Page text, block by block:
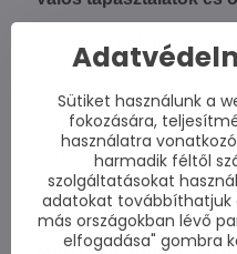
Számos vitiligós
számol be az UVB-
foltok fokozatosan
terjedése lelassult. A
UVB 311 nm-es fényt
„arany standardjának”
pigmentstimulációnak.
Sütiket használunk a
fokozására,
használatra
harmadik féltől
szolgáltatásokat
adatokat továbbíthatjuk
más országokban lévő
elfogadása" gombra